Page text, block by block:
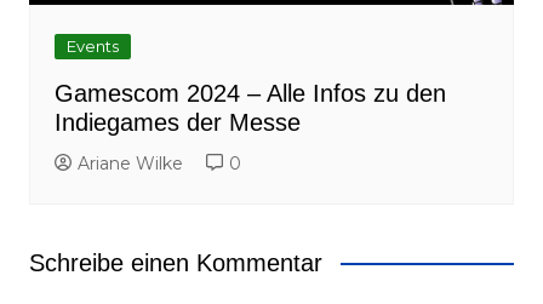
Events
Gamescom 2024 – Alle Infos zu den
Indiegames der Messe
Ariane Wilke 0
Schreibe einen Kommentar